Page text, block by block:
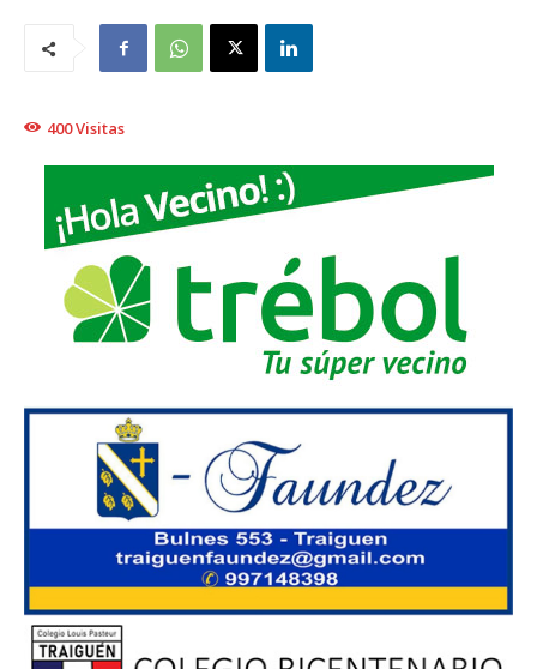
400Visitas